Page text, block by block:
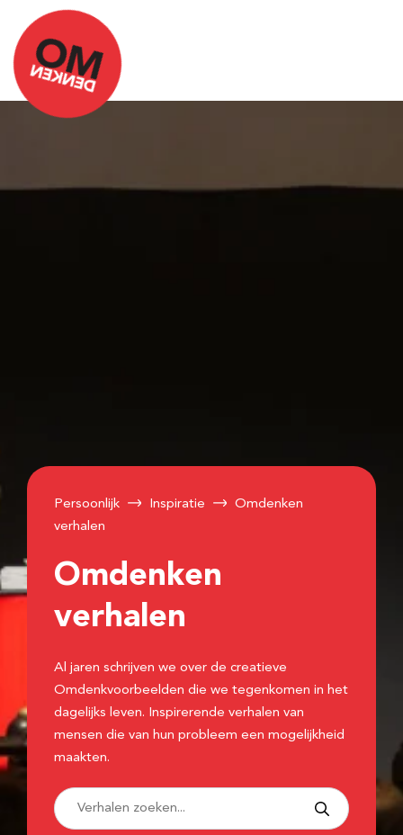
Persoonlijk Inspiratie
Omdenken
verhalen
Omdenken
verhalen
Al jaren schrijven we over de creatieve
Omdenkvoorbeelden die we tegenkomen in het
dagelijks leven. Inspirerende verhalen van
mensen die van hun probleem een mogelijkheid
maakten.